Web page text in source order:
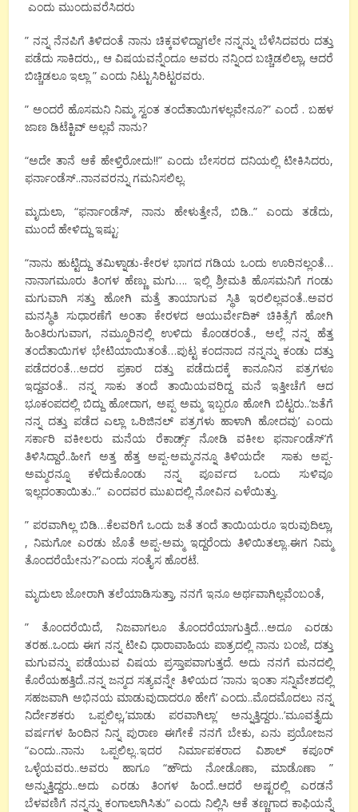
ಎಂದು ಮುಂದುವರೆಸಿದರು
” ನನ್ನ ನೆನಪಿಗೆ ತಿಳಿದಂತೆ ನಾನು ಚಿಕ್ಕವಳಿದ್ದಾಗಲೇ ನನ್ನನ್ನು ಬೆಳೆಸಿದವರು ದತ್ತು
ಪಡೆದು ಸಾಕಿದರು,, ಆ ವಿಷಯವನ್ನೆಂದೂ ಅವರು ನನ್ನಿಂದ ಬಚ್ಚಿಡಲಿಲ್ಲಾ, ಆದರೆ
ಬಿಚ್ಚಿಡಲೂ ಇಲ್ಲಾ ” ಎಂದು ನಿಟ್ಟುಸಿರಿಟ್ಟರವರು.
” ಅಂದರೆ ಹೊಸಮನಿ ನಿಮ್ಮ ಸ್ವಂತ ತಂದೆತಾಯಿಗಳಲ್ಲವೇನೂ?” ಎಂದೆ . ಬಹಳ
ಜಾಣ ಡಿಟೆಕ್ಟಿವ್ ಅಲ್ಲವೆ ನಾನು?
“ಅದೇ ತಾನೆ ಆಕೆ ಹೇಳ್ತಿರೋದು!!” ಎಂದು ಬೇಸರದ ದನಿಯಲ್ಲಿ ಟೀಕಿಸಿದರು,
ಫರ್ನಾಂಡೆಸ್..ನಾನವರನ್ನು ಗಮನಿಸಲಿಲ್ಲ.
ಮೃದುಲಾ, “ಫರ್ನಾಂಡೆಸ್, ನಾನು ಹೇಳುತ್ತೇನೆ, ಬಿಡಿ..” ಎಂದು ತಡೆದು,
ಮುಂದೆ ಹೇಳಿದ್ದು ಇಷ್ಟು:
“ನಾನು ಹುಟ್ಟಿದ್ದು ತಮಿಳ್ನಾಡು-ಕೇರಳ ಭಾಗದ ಗಡಿಯ ಒಂದು ಊರಿನಲ್ಲಂತೆ…
ನಾನಾಗಮೂರು ತಿಂಗಳ ಹೆಣ್ಣು ಮಗು…. ಇಲ್ಲಿ ಶ್ರೀಮತಿ ಹೊಸಮನಿಗೆ ಗಂಡು
ಮಗುವಾಗಿ ಸತ್ತು ಹೋಗಿ ಮತ್ತೆ ತಾಯಾಗುವ ಸ್ಥಿತಿ ಇರಲಿಲ್ಲವಂತೆ..ಅವರ
ಮನಸ್ಥಿತಿ ಸುಧಾರಣೆಗೆ ಅಂತಾ ಕೇರಳದ ಆಯುರ್ವೇದಿಕ್ ಚಿಕಿತ್ಸೆಗೆ ಹೋಗಿ
ಹಿಂತಿರುಗುವಾಗ, ನಮ್ಮೂರಿನಲ್ಲಿ ಉಳಿದು ಕೊಂಡರಂತೆ., ಅಲ್ಲೆ ನನ್ನ ಹೆತ್ತ
ತಂದೆತಾಯಿಗಳ ಭೇಟಿಯಾಯಿತಂತೆ…ಪುಟ್ಟ ಕಂದನಾದ ನನ್ನನ್ನು ಕಂಡು ದತ್ತು
ಪಡೆದರಂತೆ…ಅದರ ಪ್ರಕಾರ ದತ್ತು ಪಡೆದುದಕ್ಕೆ ಕಾನೂನಿನ ಪತ್ರಗಳೂ
ಇದ್ದವಂತೆ.. ನನ್ನ ಸಾಕು ತಂದೆ ತಾಯಿಯವರಿದ್ದ ಮನೆ ಇತ್ತೀಚೆಗೆ ಆದ
ಭೂಕಂಪದಲ್ಲಿ ಬಿದ್ದು ಹೋದಾಗ, ಅಪ್ಪ ಅಮ್ಮ ಇಬ್ಬರೂ ಹೋಗಿ ಬಿಟ್ಟರು..’ಜತೆಗೆ
ನನ್ನ ದತ್ತು ಪಡೆದ ಎಲ್ಲಾ ಒರಿಜಿನಲ್ ಪತ್ರಗಳು ಹಾಳಾಗಿ ಹೋದವು’ ಎಂದು
ಸರ್ಕಾರಿ ವಕೀಲರು ಮನೆಯ ರೆಕಾರ್ಡ್ಸ್ ನೋಡಿ ವಕೀಲ ಫರ್ನಾಂಡೆಸ್’ಗೆ
ತಿಳಿಸಿದ್ದಾರೆ..ಹೀಗೆ ಅತ್ತ ಹೆತ್ತ ಅಪ್ಪ-ಅಮ್ಮನನ್ನೂ ತಿಳಿಯದೇ ಸಾಕು ಅಪ್ಪ-
ಅಮ್ಮರನ್ನೂ ಕಳೆದುಕೊಂಡು ನನ್ನ ಪೂರ್ವದ ಒಂದು ಸುಳಿವೂ
ಇಲ್ಲದಂತಾಯಿತು..” ಎಂದವರ ಮುಖದಲ್ಲಿ ನೋವಿನ ಎಳೆಯಿತ್ತು.
” ಪರವಾಗಿಲ್ಲ ಬಿಡಿ…ಕೆಲವರಿಗೆ ಒಂದು ಜತೆ ತಂದೆ ತಾಯಿಯರೂ ಇರುವುದಿಲ್ಲಾ,
, ನಿಮಗೋ ಎರಡು ಜೊತೆ ಅಪ್ಪ-ಅಮ್ಮ ಇದ್ದರೆಂದು ತಿಳಿಯಿತಲ್ಲಾ..ಈಗ ನಿಮ್ಮ
ತೊಂದರೆಯೇನು?”ಎಂದು ಸಂತೈಸ ಹೊರಟೆ.
ಮೃದುಲಾ ಜೋರಾಗಿ ತಲೆಯಾಡಿಸುತ್ತಾ, ನನಗೆ ಇನೂ ಅರ್ಥವಾಗಿಲ್ಲವೆಂಬಂತೆ,
” ತೊಂದರೆಯಿದೆ, ನಿಜವಾಗಲೂ ತೊಂದರೆಯಾಗುತ್ತಿದೆ…ಅದೂ ಎರಡು
ತರಹ..ಒಂದು ಈಗ ನನ್ನ ಟೀವಿ ಧಾರಾವಾಹಿಯ ಪಾತ್ರದಲ್ಲಿ ನಾನು ಬಂಜೆ, ದತ್ತು
ಮಗುವನ್ನು ಪಡೆಯುವ ವಿಷಯ ಪ್ರಸ್ತಾಪವಾಗುತ್ತದೆ. ಅದು ನನಗೆ ಮನದಲ್ಲಿ
ಕೊರೆಯಹತ್ತಿದೆ..ನನ್ನ ಜನ್ಮದ ಸತ್ಯವನ್ನೇ ತಿಳಿಯದ ’ನಾನು ಇಂತಾ ಸನ್ನಿವೇಶದಲ್ಲಿ
ಸಹಜವಾಗಿ ಅಭಿನಯ ಮಾಡುವುದಾದರೂ ಹೇಗೆ’ ಎಂದು..ಮೊದಮೊದಲು ನನ್ನ
ನಿರ್ದೇಶಕರು ಒಪ್ಪಲಿಲ್ಲ,’ಮಾಡು ಪರವಾಗಿಲ್ಲಾ’ ಅನ್ನುತ್ತಿದ್ದರು..’ಮೂವತ್ತೈದು
ವರ್ಷಗಳ ಹಿಂದಿನ ನಿನ್ನ ಪುರಾಣ ಈಗೇಕೆ ನನಗೆ ಬೇಕು, ಏನು ಪ್ರಯೋಜನ
“ಎಂದು..ನಾನು ಒಪ್ಪಲಿಲ್ಲ..ಇದರ ನಿರ್ಮಾಪಕರಾದ ವಿಶಾಲ್ ಕಪೂರ್
ಒಳ್ಳೆಯವರು..ಅವರು ಹಾಗೂ “ಹೌದು ನೋಡೊಣಾ, ಮಾಡೊಣಾ ”
ಅನ್ನುತ್ತಿದ್ದರು..ಅದು ಎರಡು ತಿಂಗಳ ಹಿಂದೆ..ಆದರೆ ಅಷ್ಟರಲ್ಲಿ ಎರಡನೆ
ಬೆಳವಣಿಗೆ ನನ್ನನ್ನು ಕಂಗಾಲಾಗಿಸಿತು” ಎಂದು ನಿಲ್ಲಿಸಿ ಆಕೆ ತಣ್ಣಗಾದ ಕಾಫಿಯನ್ನೆ